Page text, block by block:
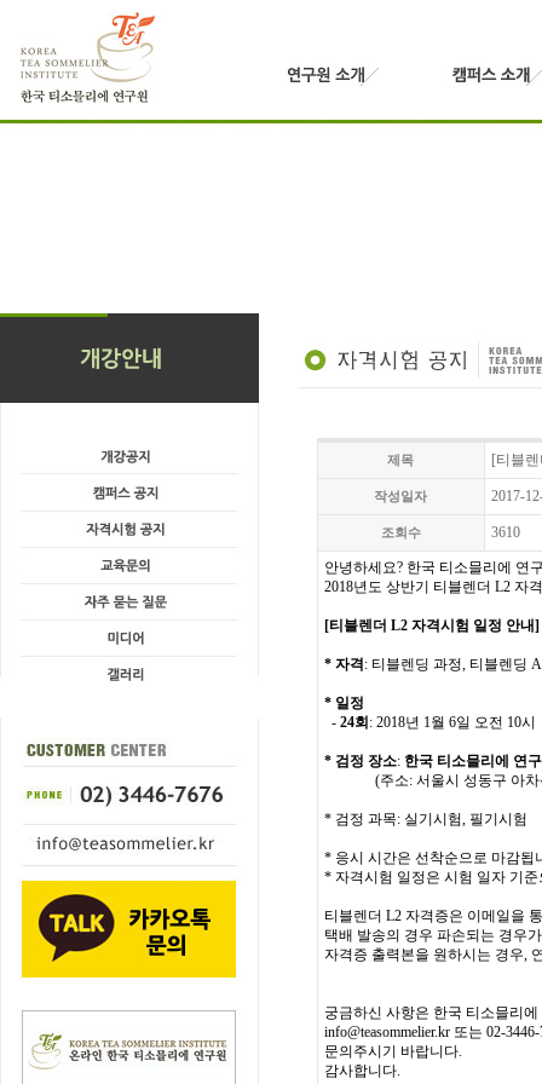
제목 [티블
작성일자 2017-
조회수 3610
안녕하세요? 한국 티소믈리에 연
2018년도 상반기 티블렌더 L2 자
[티블렌더 L2 자격시험 일정 안내]
* 자격 : 티블렌딩 과정, 티블렌딩
* 일정
- 24회 : 2018년 1월 6일 오전 10시
* 검정 장소: 한국 티소믈리에 연
(주소: 서울시 성동구 아차산
* 검정 과목: 실기시험, 필기시험
* 응시 시간은 선착순으로 마감됩
* 자격시험 일정은 시험 일자 기
티블렌더 L2 자격증은 이메일을
택배 발송의 경우 파손되는 경우
자격증 출력본을 원하시는 경우,
궁금하신 사항은 한국 티소믈리에
info@teasommelier.kr 또는 02-
문의주시기 바랍니다.
감사합니다.